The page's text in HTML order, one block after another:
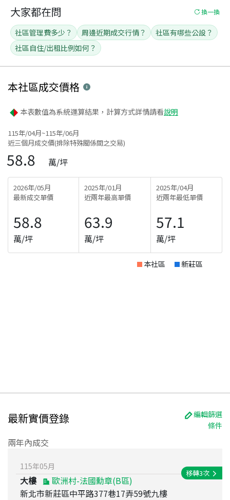
大家都在問 換一換
社區管理費多少？ 周邊近期成交行情？
社區有哪些公設？
社區自住/出租比例如何？
本社區成交價格
本表數值為系統運算結果，計算方式詳情請看說明
115年/04月~115年/06月
近三個月成交價(排除特殊關係間之交易)
58.8 萬/坪
2026年/05月
最新成交單價
58.8
萬/坪
2025年/01月
近兩年最高單價
63.9
萬/坪
2025年/04月
近兩年最低單價
57.1
萬/坪
本社區 新莊區
最新實價登錄
編輯篩選
條件
兩年內成交
115年05月
大樓
歐洲村-法國勳章(B區)
新北市新莊區中平路377巷17弄59號九樓
移轉3次